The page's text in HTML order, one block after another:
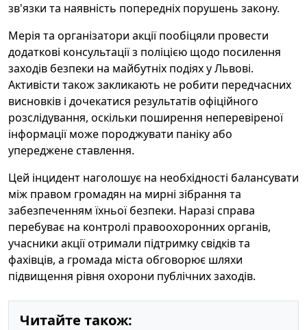
зв'язки та наявність попередніх порушень закону.
Мерія та організатори акції пообіцяли провести
додаткові консультації з поліцією щодо посилення
заходів безпеки на майбутніх подіях у Львові.
Активісти також закликають не робити передчасних
висновків і дочекатися результатів офіційного
розслідування, оскільки поширення неперевіреної
інформації може породжувати паніку або
упереджене ставлення.
Цей інцидент наголошує на необхідності балансувати
між правом громадян на мирні зібрання та
забезпеченням їхньої безпеки. Наразі справа
перебуває на контролі правоохоронних органів,
учасники акції отримали підтримку свідків та
фахівців, а громада міста обговорює шляхи
підвищення рівня охорони публічних заходів.
Читайте також: